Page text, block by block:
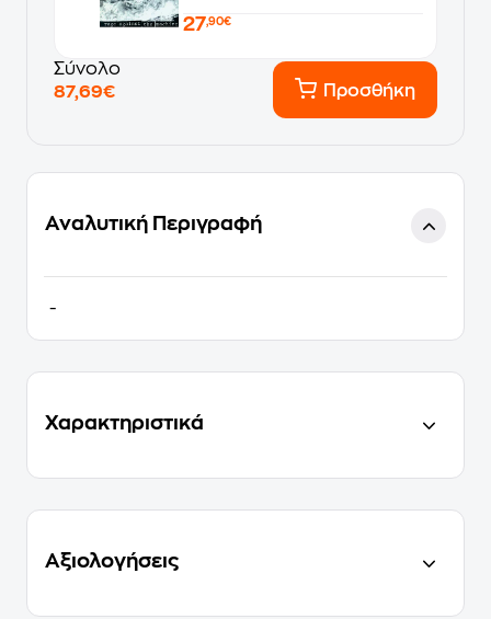
27,90€
Σύνολο
87,69€
Προσθήκη
Αναλυτική Περιγραφή
-
Χαρακτηριστικά
Αξιολογήσεις